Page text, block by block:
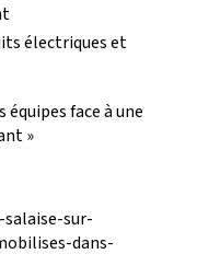
électriques et
face à une
»
sur-
dans-